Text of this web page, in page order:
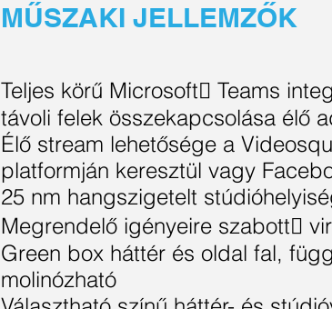
MŰSZAKI JELLEMZŐK
Teljes körű Microsoft􀅌 Teams
távoli felek összekapcsolása élő
Élő stream lehetősége a
platformján keresztül vagy
25 nm hangszigetelt
Megrendelő igényeire szabott􀆩
Green box háttér és oldal fal,
molinózható